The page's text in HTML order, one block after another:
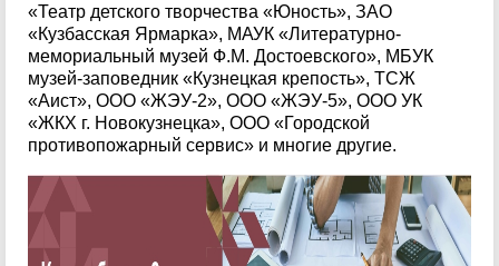
«Театр детского творчества «Юность», ЗАО
«Кузбасская Ярмарка», МАУК «Литературно-
мемориальный музей Ф.М. Достоевского», МБУК
музей-заповедник «Кузнецкая крепость», ТСЖ
«Аист», ООО «ЖЭУ-2», ООО «ЖЭУ-5», ООО УК
«ЖКХ г. Новокузнецка», ООО «Городской
противопожарный сервис» и многие другие.